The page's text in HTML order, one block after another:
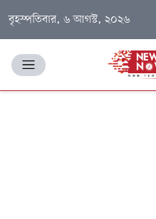
বৃহস্পতিবার, ৬ আগস্ট, ২০২৬